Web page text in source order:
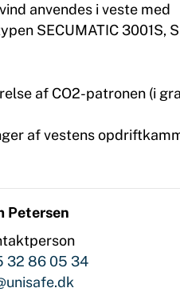
anvendes i veste med
SECUMATIC 3001S,
af CO2-patronen (i
af vestens
Petersen
32 86 05 34